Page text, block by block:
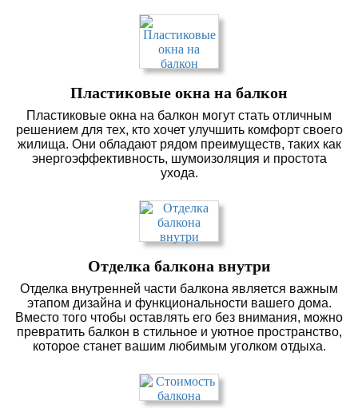
Пластиковые окна на балкон
Пластиковые окна на балкон могут стать отличным
решением для тех, кто хочет улучшить комфорт своего
жилища. Они обладают рядом преимуществ, таких как
энергоэффективность, шумоизоляция и простота
ухода.
Отделка балкона внутри
Отделка внутренней части балкона является важным
этапом дизайна и функциональности вашего дома.
Вместо того чтобы оставлять его без внимания, можно
превратить балкон в стильное и уютное пространство,
которое станет вашим любимым уголком отдыха.